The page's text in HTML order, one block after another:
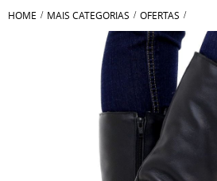
HOME MAIS CATEGORIAS OFERTAS